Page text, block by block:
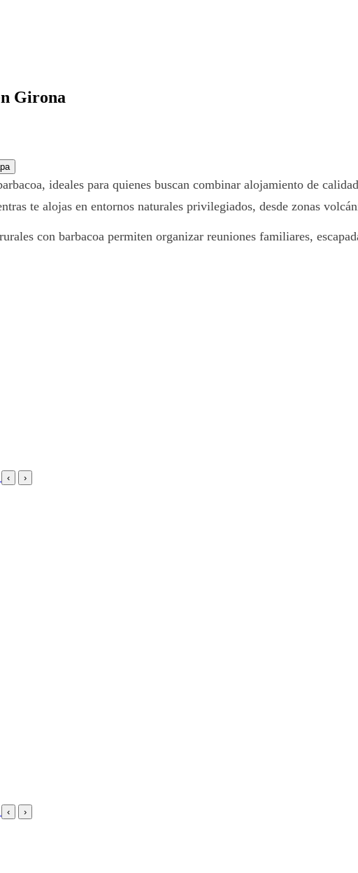
Girona
ideales para quienes buscan combinar alojamiento de
te alojas en entornos naturales privilegiados, desde zonas
con barbacoa permiten organizar reuniones familiares,
‹ ›
‹ ›